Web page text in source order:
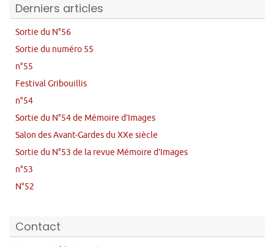
Derniers articles
Sortie du N°56
Sortie du numéro 55
n°55
Festival Gribouillis
n°54
Sortie du N°54 de Mémoire d’Images
Salon des Avant-Gardes du XXe siècle
Sortie du N°53 de la revue Mémoire d’Images
n°53
N°52
Contact